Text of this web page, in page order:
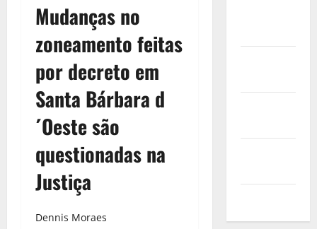
Mudanças no
zoneamento feitas
por decreto em
Santa Bárbara d
´Oeste são
questionadas na
Justiça
Dennis Moraes